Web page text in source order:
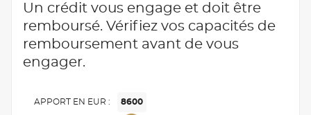
Un crédit vous engage et doit être
remboursé. Vérifiez vos capacités de
remboursement avant de vous
engager.
APPORT EN EUR : 8600